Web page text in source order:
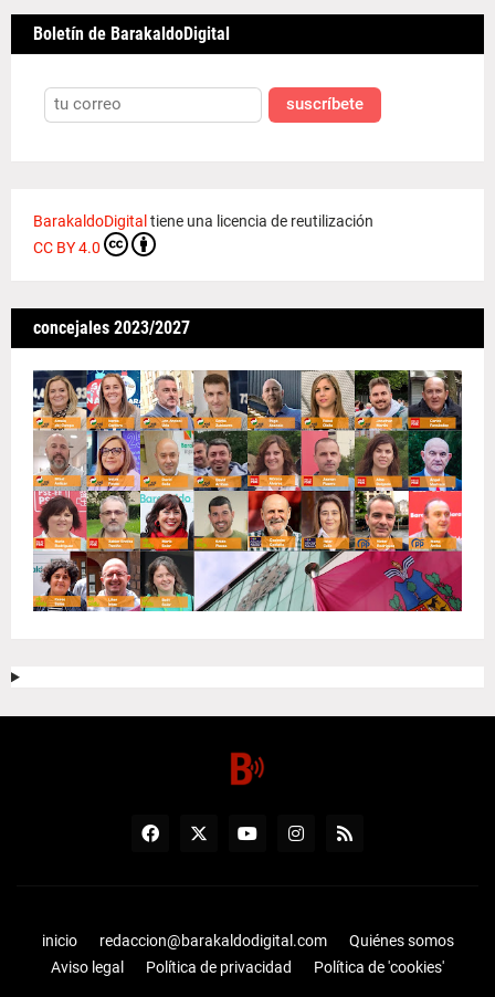
Boletín de BarakaldoDigital
suscríbete
BarakaldoDigital tiene una licencia de reutilización
CC BY 4.0
concejales 2023/2027
inicio redaccion@barakaldodigital.com
Quiénes somos
Aviso legal
Política de privacidad Política de 'cookies'